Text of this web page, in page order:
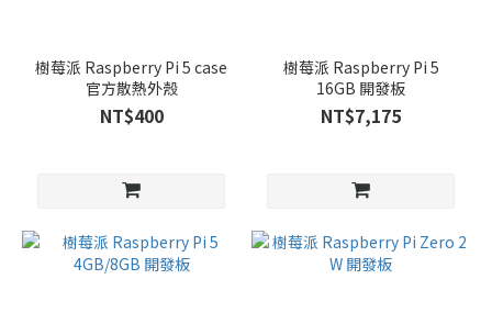
樹莓派 Raspberry Pi 5 case
官方散熱外殼
NT$400
樹莓派 Raspberry Pi 5
16GB 開發板
NT$7,175